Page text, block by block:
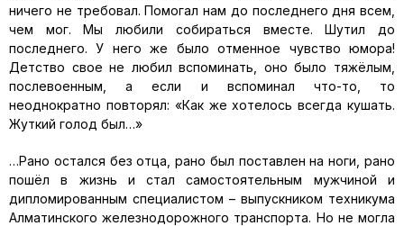
ничего не требовал. Помогал нам до последнего дня всем,
чем мог. Мы любили собираться вместе. Шутил до
последнего. У него же было отменное чувство юмора!
Детство свое не любил вспоминать, оно было тяжёлым,
послевоенным, а если и вспоминал что-то, то
неоднократно повторял: «Как же хотелось всегда кушать.
Жуткий голод был…»
…Рано остался без отца, рано был поставлен на ноги, рано
пошёл в жизнь и стал самостоятельным мужчиной и
дипломированным специалистом – выпускником техникума
Алматинского железнодорожного транспорта. Но не могла